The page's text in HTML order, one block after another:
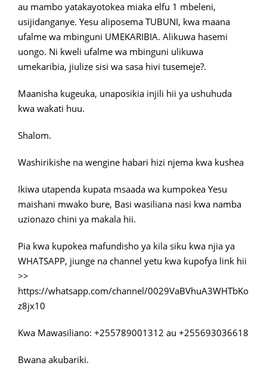
au mambo yatakayotokea miaka elfu 1 mbeleni,
usijidanganye. Yesu aliposema TUBUNI, kwa maana
ufalme wa mbinguni UMEKARIBIA. Alikuwa hasemi
uongo. Ni kweli ufalme wa mbinguni ulikuwa
umekaribia, jiulize sisi wa sasa hivi tusemeje?.
Maanisha kugeuka, unaposikia injili hii ya ushuhuda
kwa wakati huu.
Shalom.
Washirikishe na wengine habari hizi njema kwa kushea
Ikiwa utapenda kupata msaada wa kumpokea Yesu
maishani mwako bure, Basi wasiliana nasi kwa namba
uzionazo chini ya makala hii.
Pia kwa kupokea mafundisho ya kila siku kwa njia ya
WHATSAPP, jiunge na channel yetu kwa kupofya link hii
>>
https://whatsapp.com/channel/0029VaBVhuA3WHTbKo
z8jx10
Kwa Mawasiliano: +255789001312 au +255693036618
Bwana akubariki.